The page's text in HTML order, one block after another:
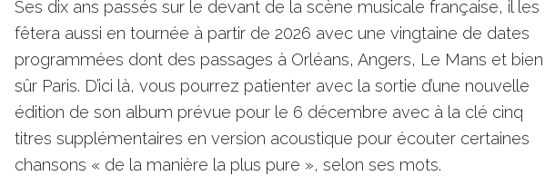
Ses dix ans passés sur le devant de la scène musicale française, il les
fêtera aussi en tournée à partir de 2026 avec une vingtaine de dates
programmées dont des passages à Orléans, Angers, Le Mans et bien
sûr Paris. D’ici là, vous pourrez patienter avec la sortie d’une nouvelle
édition de son album prévue pour le 6 décembre avec à la clé cinq
titres supplémentaires en version acoustique pour écouter certaines
chansons « de la manière la plus pure », selon ses mots.